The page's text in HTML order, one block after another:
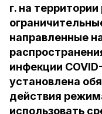
г. на
направленные
инфекции
установлена
действия
использовать